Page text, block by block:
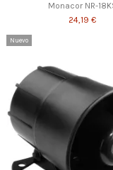
Monacor NR-
24,19 €
Nuevo